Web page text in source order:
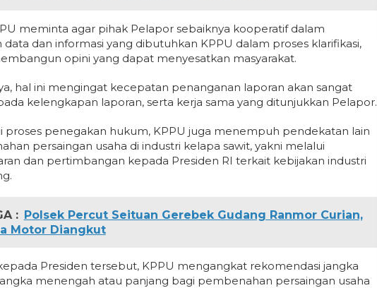
meminta agar pihak Pelapor sebaiknya kooperatif dalam
data dan informasi yang dibutuhkan KPPU dalam proses klarifikasi,
opini yang dapat menyesatkan masyarakat.
hal ini mengingat kecepatan penanganan laporan akan sangat
kelengkapan laporan, serta kerja sama yang ditunjukkan Pelapor.
proses penegakan hukum, KPPU juga menempuh pendekatan lain
persaingan usaha di industri kelapa sawit, yakni melalui
dan pertimbangan kepada Presiden RI terkait kebijakan industri
: Polsek Percut Seituan Gerebek Gudang Ranmor Curian,
Motor Diangkut
Presiden tersebut, KPPU mengangkat rekomendasi jangka
menengah atau panjang bagi pembenahan persaingan usaha